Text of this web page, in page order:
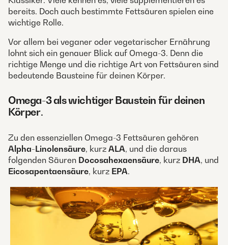
bereits. Doch auch bestimmte Fettsäuren spielen eine
wichtige Rolle.
Vor allem bei veganer oder vegetarischer Ernährung
lohnt sich ein genauer Blick auf Omega-3. Denn die
richtige Menge und die richtige Art von Fettsäuren sind
bedeutende Bausteine für deinen Körper.
Omega-3 als wichtiger Baustein für deinen
Körper.
Zu den essenziellen Omega-3 Fettsäuren gehören
Alpha-Linolensäure, kurz ALA, und die daraus
folgenden Säuren Docosahexaensäure, kurz DHA, und
Eicosapentaensäure, kurz EPA.